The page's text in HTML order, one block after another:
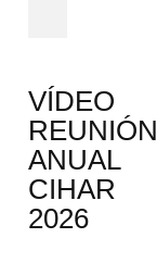
VÍDEO
ANUAL
CIHAR
2026